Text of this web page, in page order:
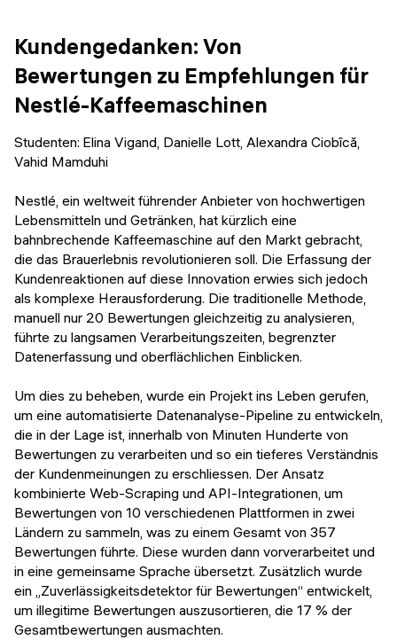
Kundengedanken: Von
Bewertungen zu Empfehlungen für
Nestlé-Kaffeemaschinen
Studenten: Elina Vigand, Danielle Lott, Alexandra Ciobîcă,
Vahid Mamduhi
Nestlé, ein weltweit führender Anbieter von hochwertigen
Lebensmitteln und Getränken, hat kürzlich eine
bahnbrechende Kaffeemaschine auf den Markt gebracht,
die das Brauerlebnis revolutionieren soll. Die Erfassung der
Kundenreaktionen auf diese Innovation erwies sich jedoch
als komplexe Herausforderung. Die traditionelle Methode,
manuell nur 20 Bewertungen gleichzeitig zu analysieren,
führte zu langsamen Verarbeitungszeiten, begrenzter
Datenerfassung und oberflächlichen Einblicken.
Um dies zu beheben, wurde ein Projekt ins Leben gerufen,
um eine automatisierte Datenanalyse-Pipeline zu entwickeln,
die in der Lage ist, innerhalb von Minuten Hunderte von
Bewertungen zu verarbeiten und so ein tieferes Verständnis
der Kundenmeinungen zu erschliessen. Der Ansatz
kombinierte Web-Scraping und API-Integrationen, um
Bewertungen von 10 verschiedenen Plattformen in zwei
Ländern zu sammeln, was zu einem Gesamt von 357
Bewertungen führte. Diese wurden dann vorverarbeitet und
in eine gemeinsame Sprache übersetzt. Zusätzlich wurde
ein „Zuverlässigkeitsdetektor für Bewertungen“ entwickelt,
um illegitime Bewertungen auszusortieren, die 17 % der
Gesamtbewertungen ausmachten.